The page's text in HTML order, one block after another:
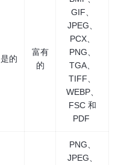
是的
富有
的
GIF、
JPEG、
PCX、
PNG、
TGA、
TIFF、
WEBP、
FSC 和
PDF
PNG、
JPEG、